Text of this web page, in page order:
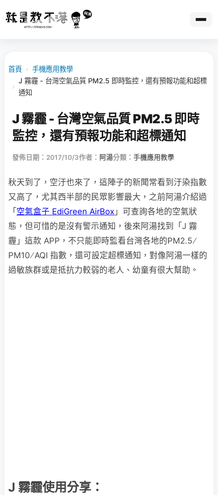
首頁 › 手機應用教學
›
J 霧霾 - 台灣空氣品質 PM2.5 即時監控，還有預報功能和超標
通知
J 霧霾 - 台灣空氣品質 PM2.5 即時
監控，還有預報功能和超標通知
發佈日期：2017/10/3作者： 阿湯分類： 手機應用教學
秋天到了，空汙也來了，這陣子的新聞常看到汙染指數
又高了，尤其西半部的民眾影響最大，之前阿湯介紹過
「 空氣盒子 EdiGreen AirBox 」可查詢各地的空氣狀
態，但可惜的是沒有警示通知，後來阿湯找到「J 霧
霾」這款 APP，不只能即時監看台灣各地的PM2.5 ∕
PM10 ∕ AQI 指數，還可設定超標通知，對像阿湯一樣的
過敏族群或是抵抗力較弱的老人、幼童有很大幫助。
J 霧霾使用分享：